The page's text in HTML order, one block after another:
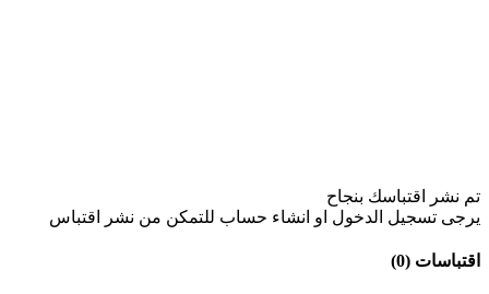
تم نشر اقتباسك بنجاح
يرجى تسجيل الدخول او انشاء حساب للتمكن من نشر اقتباس
اقتباسات (0)